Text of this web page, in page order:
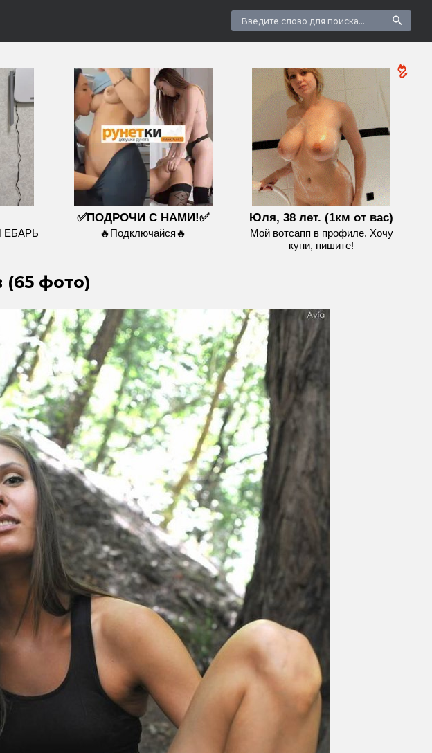
ЕБАРЬ
✅ПОДРОЧИ С НАМИ!✅
🔥Подключайся🔥
Юля, 38 лет. (1км от вас)
Мой вотсапп в профиле. Хочу
куни, пишите!
(65 фото)